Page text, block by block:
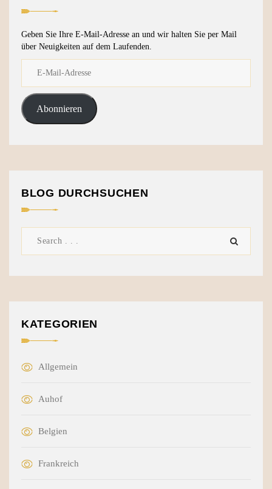
Geben Sie Ihre E-Mail-Adresse an und wir halten Sie per Mail
über Neuigkeiten auf dem Laufenden.
Abonnieren
BLOG DURCHSUCHEN
KATEGORIEN
Allgemein
Auhof
Belgien
Frankreich